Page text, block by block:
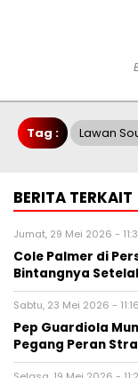
Tag : Lawan
BERITA TERKAIT
Jumat, 29 Mei 2026 -
Cole Palmer di
Bintangnya
Sabtu, 23 Mei 2026 -
Pep Guardiola
Pegang Peran